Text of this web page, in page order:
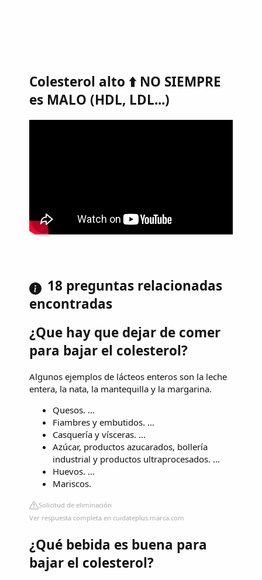
Colesterol alto ⬆️ NO SIEMPRE
es MALO (HDL, LDL...)
18 preguntas relacionadas
encontradas
¿Que hay que dejar de comer
para bajar el colesterol?
Algunos ejemplos de lácteos enteros son la leche
entera, la nata, la mantequilla y la margarina.
Quesos. ...
Fiambres y embutidos. ...
Casquería y vísceras. ...
Azúcar, productos azucarados, bollería
industrial y productos ultraprocesados. ...
Huevos. ...
Mariscos.
Solicitud de eliminación
Ver respuesta completa en cuidateplus.marca.com
¿Qué bebida es buena para
bajar el colesterol?